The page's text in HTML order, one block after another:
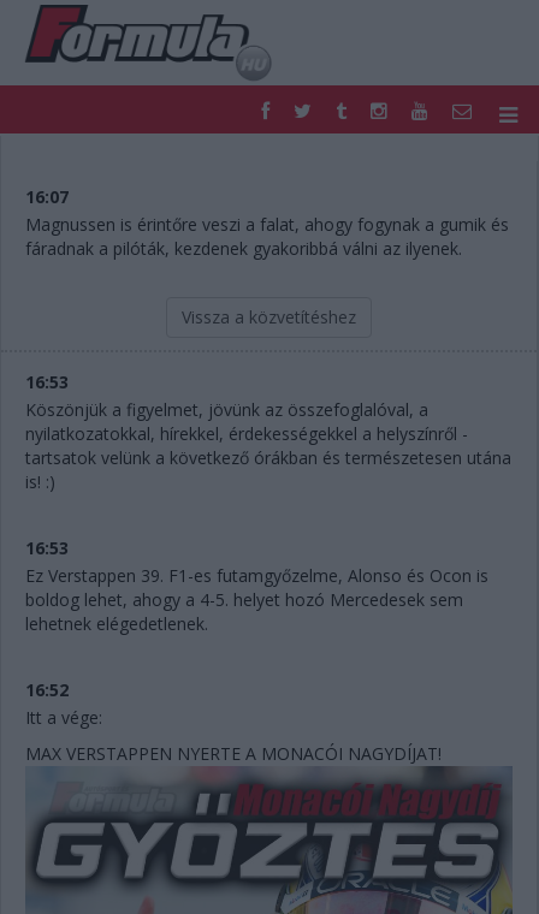
FORMULA
NEMZETKÖZI
HAZAI
RETRO
EGYÉB
TIPPJÁTÉK
16:07
Magnussen is érintőre veszi a falat, ahogy fogynak a gumik és
fáradnak a pilóták, kezdenek gyakoribbá válni az ilyenek.
Vissza a közvetítéshez
16:53
Köszönjük a figyelmet, jövünk az összefoglalóval, a
nyilatkozatokkal, hírekkel, érdekességekkel a helyszínről -
tartsatok velünk a következő órákban és természetesen utána
is! :)
16:53
Ez Verstappen 39. F1-es futamgyőzelme, Alonso és Ocon is
boldog lehet, ahogy a 4-5. helyet hozó Mercedesek sem
lehetnek elégedetlenek.
16:52
Itt a vége:
MAX VERSTAPPEN NYERTE A MONACÓI NAGYDÍJAT!